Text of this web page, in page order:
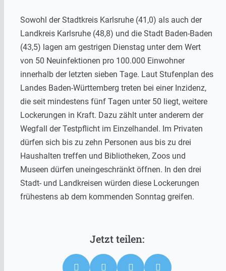
Sowohl der Stadtkreis Karlsruhe (41,0) als auch der
Landkreis Karlsruhe (48,8) und die Stadt Baden-Baden
(43,5) lagen am gestrigen Dienstag unter dem Wert
von 50 Neuinfektionen pro 100.000 Einwohner
innerhalb der letzten sieben Tage. Laut Stufenplan des
Landes Baden-Württemberg treten bei einer Inzidenz,
die seit mindestens fünf Tagen unter 50 liegt, weitere
Lockerungen in Kraft. Dazu zählt unter anderem der
Wegfall der Testpflicht im Einzelhandel. Im Privaten
dürfen sich bis zu zehn Personen aus bis zu drei
Haushalten treffen und Bibliotheken, Zoos und
Museen dürfen uneingeschränkt öffnen. In den drei
Stadt- und Landkreisen würden diese Lockerungen
frühestens ab dem kommenden Sonntag greifen.